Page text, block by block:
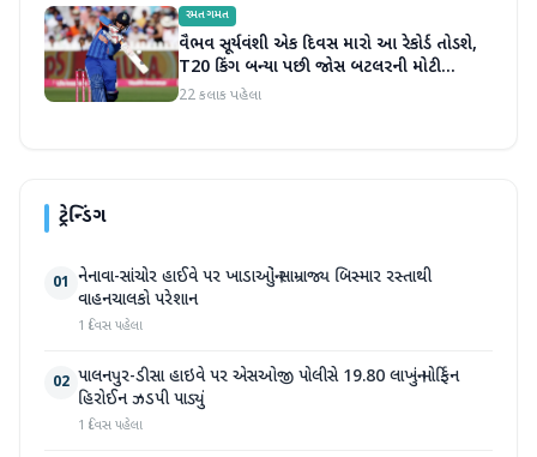
રમતગમત
વૈભવ સૂર્યવંશી એક દિવસ મારો આ રેકોર્ડ તોડશે,
T20 કિંગ બન્યા પછી જોસ બટલરની મોટી
ભવિષ્યવાણી
22 કલાક પહેલા
ટ્રેન્ડિંગ
01 નેનાવા-સાંચોર હાઈવે પર ખાડાઓનું સામ્રાજ્ય બિસ્માર રસ્તાથી
વાહનચાલકો પરેશાન
1 દિવસ પહેલા
02 પાલનપુર-ડીસા હાઇવે પર એસઓજી પોલીસે 19.80 લાખનું મોર્ફિન
હિરોઈન ઝડપી પાડ્યું
1 દિવસ પહેલા